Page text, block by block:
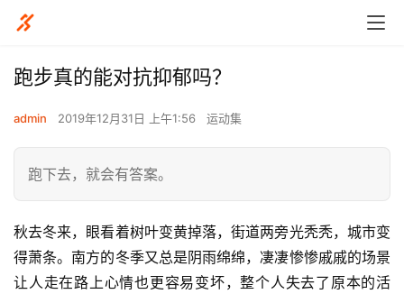
跑步真的能对抗抑郁吗？
admin 2019年12月31日 上午1:56 运动集
跑下去，就会有答案。
秋去冬来，眼看着树叶变黄掉落，街道两旁光秃秃，城市变
得萧条。南方的冬季又总是阴雨绵绵，凄凄惨惨戚戚的场景
让人走在路上心情也更容易变坏，整个人失去了原本的活